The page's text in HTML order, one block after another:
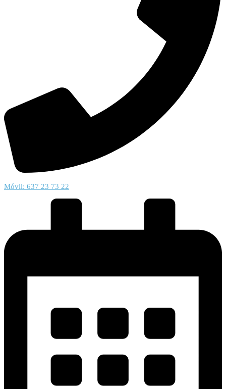
Móvil: 637 23 73 22